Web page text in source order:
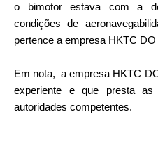
o bimotor estava com a
condições de
pertence a empresa HKTC
Em nota, a empresa HKTC
experiente e que presta as
autoridades competentes.